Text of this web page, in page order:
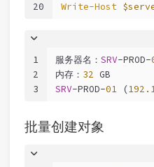
20
Write-Host
1
2
3
服务器名： SRV-PROD-
内存： 32 GB
SRV-PROD-01 (
批量创建对象